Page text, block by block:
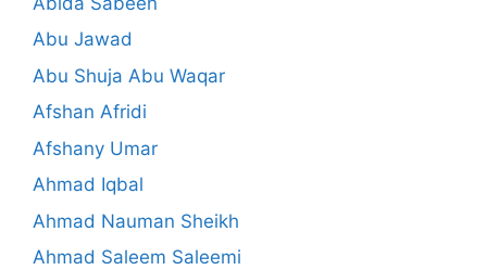
Abu Jawad
Abu Shuja Abu Waqar
Afshan Afridi
Afshany Umar
Ahmad Iqbal
Ahmad Nauman Sheikh
Ahmad Saleem Saleemi